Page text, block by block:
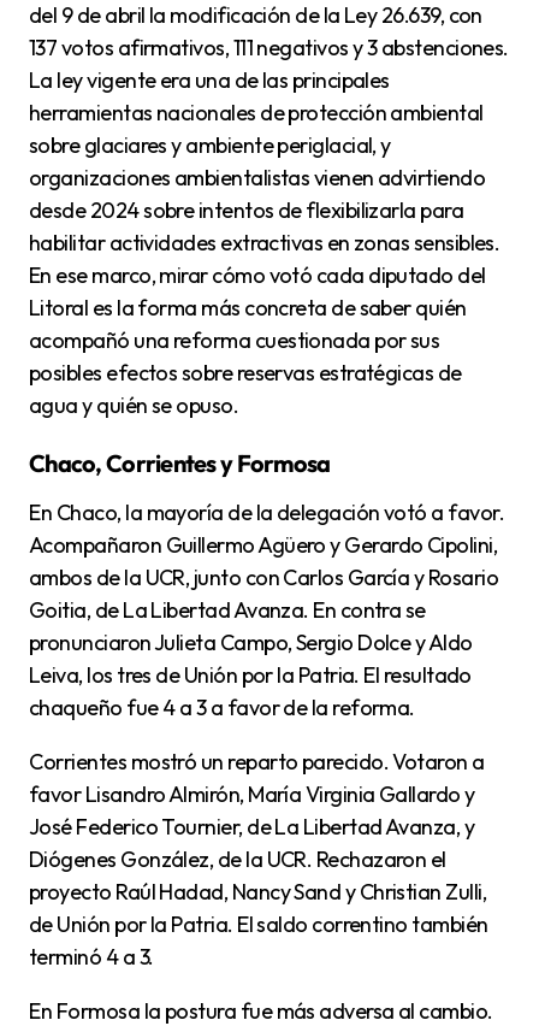
del 9 de abril la modificación de la Ley 26.639, con
137 votos afirmativos, 111 negativos y 3 abstenciones.
La ley vigente era una de las principales
herramientas nacionales de protección ambiental
sobre glaciares y ambiente periglacial, y
organizaciones ambientalistas vienen advirtiendo
desde 2024 sobre intentos de flexibilizarla para
habilitar actividades extractivas en zonas sensibles.
En ese marco, mirar cómo votó cada diputado del
Litoral es la forma más concreta de saber quién
acompañó una reforma cuestionada por sus
posibles efectos sobre reservas estratégicas de
agua y quién se opuso.
Chaco, Corrientes y Formosa
En Chaco, la mayoría de la delegación votó a favor.
Acompañaron Guillermo Agüero y Gerardo Cipolini,
ambos de la UCR, junto con Carlos García y Rosario
Goitia, de La Libertad Avanza. En contra se
pronunciaron Julieta Campo, Sergio Dolce y Aldo
Leiva, los tres de Unión por la Patria. El resultado
chaqueño fue 4 a 3 a favor de la reforma.
Corrientes mostró un reparto parecido. Votaron a
favor Lisandro Almirón, María Virginia Gallardo y
José Federico Tournier, de La Libertad Avanza, y
Diógenes González, de la UCR. Rechazaron el
proyecto Raúl Hadad, Nancy Sand y Christian Zulli,
de Unión por la Patria. El saldo correntino también
terminó 4 a 3.
En Formosa la postura fue más adversa al cambio.